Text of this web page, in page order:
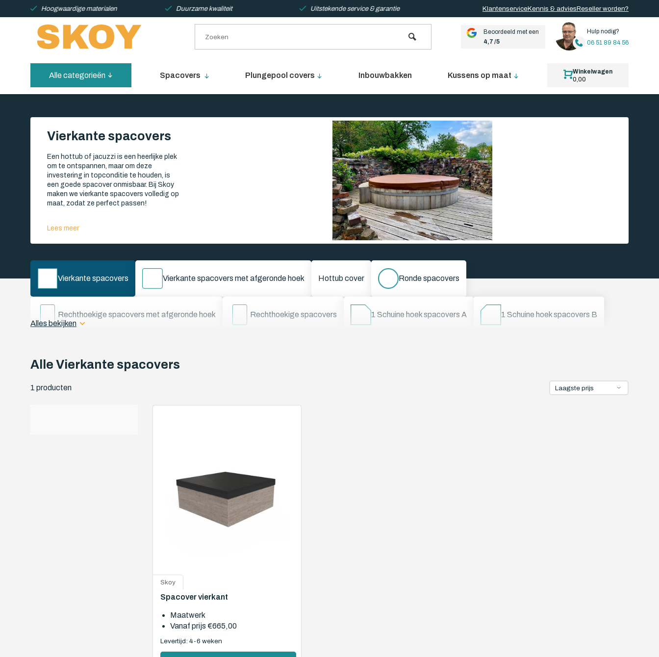
Hoogwaardige materialen Duurzame kwaliteit Uitstekende service & garantie KlantenserviceKennis & adviesReseller worden?
Beoordeeld met een
4,7 /5
Hulp nodig?
06 51 89 84 56
Alle categorieën Spacovers Plungepool covers Inbouwbakken Kussens op maat
Winkelwagen
0,00
Vierkante spacovers
Een hottub of jacuzzi is een heerlijke plek
om te ontspannen, maar om deze
investering in topconditie te houden, is
een goede spacover onmisbaar. Bij Skoy
maken we vierkante spacovers volledig op
maat, zodat ze perfect passen!
Lees meer
Vierkante spacovers met afgeronde hoek Hottub cover
Vierkante spacovers Ronde spacovers
Rechthoekige spacovers met afgeronde hoek Rechthoekige spacovers 1 Schuine hoek spacovers A 1 Schuine hoek spacovers B
Alles bekijken
Alle Vierkante spacovers
1 producten
Skoy
Spacover vierkant
Maatwerk
Vanaf prijs €665,00
Levertijd: 4-6 weken